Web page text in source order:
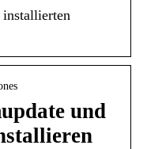
installierten
und